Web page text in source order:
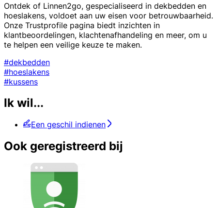
Ontdek of Linnen2go, gespecialiseerd in dekbedden en
hoeslakens, voldoet aan uw eisen voor betrouwbaarheid.
Onze Trustprofile pagina biedt inzichten in
klantbeoordelingen, klachtenafhandeling en meer, om u
te helpen een veilige keuze te maken.
#dekbedden
#hoeslakens
#kussens
Ik wil...
Een geschil indienen
Ook geregistreerd bij